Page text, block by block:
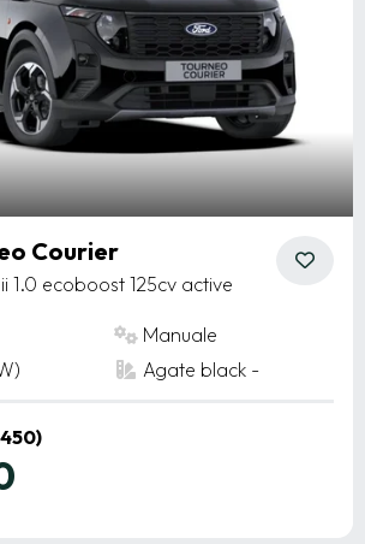
Courier
1.0 ecoboost 125cv active
Manuale
Agate black -